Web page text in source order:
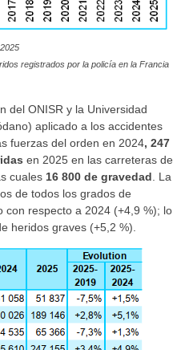
registrados por la policía en la Francia
del ONISR y la Universidad
aplicado a los accidentes
fuerzas del orden en 2024, 247
en 2025 en las carreteras de
cuales 16 800 de gravedad. La
de todos los grados de
con respecto a 2024 (+4,9 %); lo
heridos graves (+5,2 %).